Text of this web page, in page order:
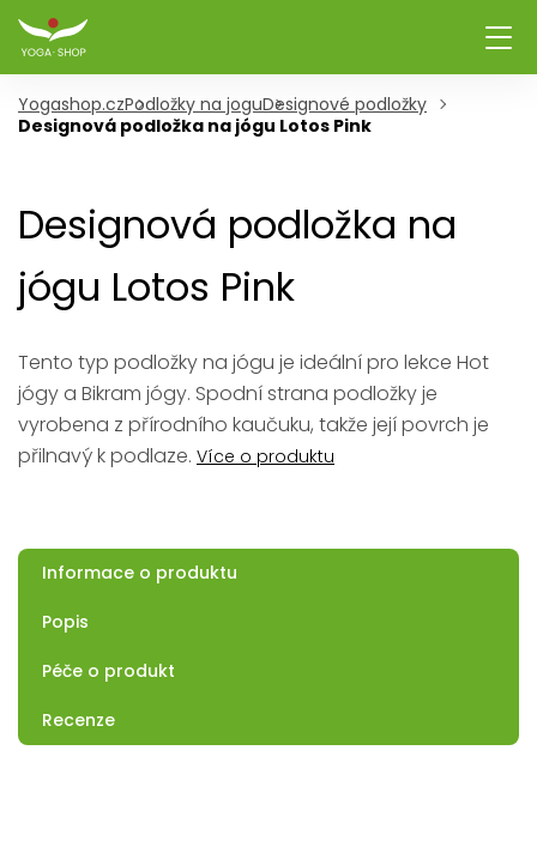
Yogashop.czPodložky na joguDesignové podložky
Designová podložka na jógu Lotos Pink
Designová podložka na
jógu Lotos Pink
Tento typ podložky na jógu je ideální pro lekce Hot
jógy a Bikram jógy. Spodní strana podložky je
vyrobena z přírodního kaučuku, takže její povrch je
přilnavý k podlaze. Více o produktu
Informace o produktu
Popis
Péče o produkt
Recenze